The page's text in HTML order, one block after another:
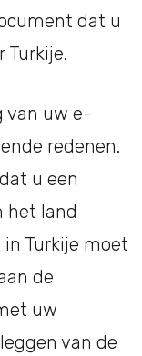
dat u
Turkije.
van uw e-
redenen.
u een
het land
Turkije moet
de
uw
van de